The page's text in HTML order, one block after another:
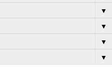
▼
▼
▼
▼